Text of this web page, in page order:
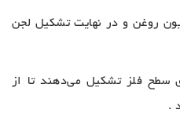
روغن و در نهایت تشکیل لجن
سطح فلز تشکیل می‌دهند تا از
.